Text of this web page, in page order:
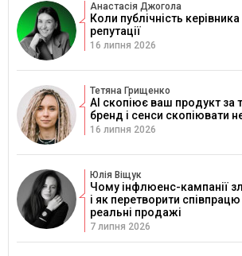
Анастасія Джогола
Коли публічність
репутації
16 липня 2026
Тетяна Грищенко
AI скопіює ваш продукт за
бренд і сенси скопіювати
16 липня 2026
Юлія Віщук
Чому інфлюенс-кампанії
і як перетворити
реальні продажі
7 липня 2026